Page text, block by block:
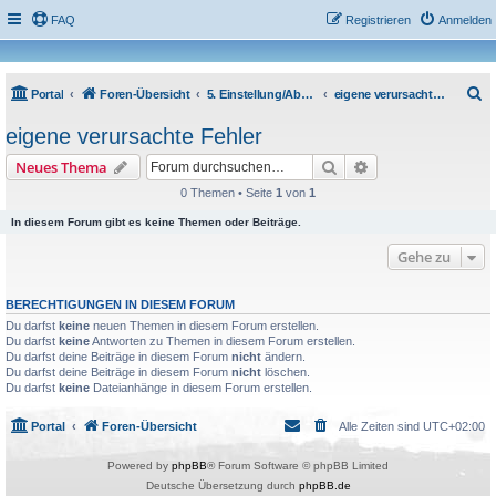
FAQ Anmelden
Registrieren
Portal Foren-Übersicht 5. Einstellung/Abstimmung eigene verursachte Fehler
eigene verursachte Fehler
Neues Thema Suche
0 Themen • Seite 1 von 1
In diesem Forum gibt es keine Themen oder Beiträge.
Gehe zu
BERECHTIGUNGEN IN DIESEM FORUM
Du darfst keine neuen Themen in diesem Forum erstellen.
Du darfst keineAntworten zu Themen in diesem Forum erstellen.
Du darfst deine Beiträge in diesem Forum nicht ändern.
Du darfst deine Beiträge in diesem Forum nicht löschen.
Du darfst keine Dateianhänge in diesem Forum erstellen.
Portal Foren-Übersicht Alle Zeiten sind UTC+02:00
Powered by phpBB® Forum Software © phpBB Limited
Deutsche Übersetzung durch phpBB.de